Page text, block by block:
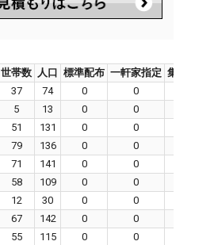
世帯数 人口 標準配布 一軒家指定 集合住宅
37 74 0 0
5 13 0 0
51 131 0 0
79 136 0 0
71 141 0 0
58 109 0 0
12 30 0 0
67 142 0 0
55 115 0 0